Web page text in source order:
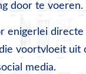
door te voeren.
enigerlei
voortvloeit uit
media.